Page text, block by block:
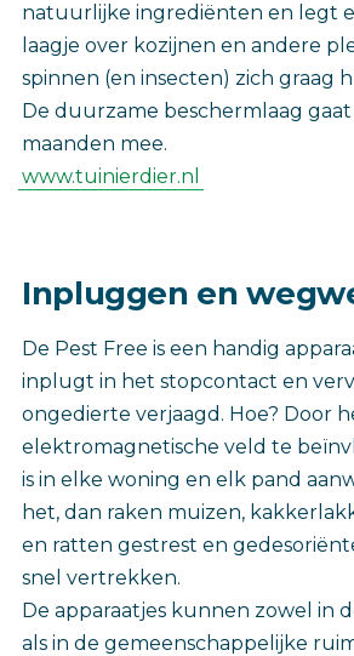
natuurlijke ingrediënten en legt
laagje over kozijnen en andere
spinnen (en insecten) zich graag
De duurzame beschermlaag
maanden mee.
www.tuinierdier.nl
Inpluggen en
De Pest Free is een handig
inplugt in het stopcontact en
ongedierte verjaagd. Hoe? Door
elektromagnetische veld te
is in elke woning en elk pand
het, dan raken muizen,
en ratten gestrest en
snel vertrekken.
De apparaatjes kunnen zowel in
als in de gemeenschappelijke